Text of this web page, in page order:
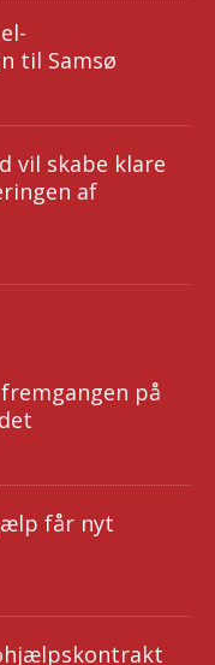
til Samsø
vil skabe klare
af
på
får nyt